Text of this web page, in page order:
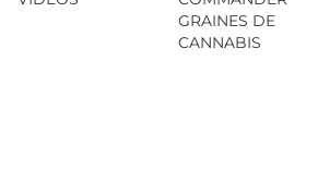
GRAINES DE
CANNABIS